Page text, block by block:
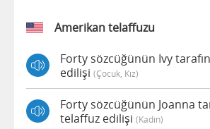
Amerikan telaffuzu
Forty sözcüğünün Ivy
edilişi (çocuk, Kız)
Forty sözcüğünün Joanna
telaffuz edilişi (kadın)